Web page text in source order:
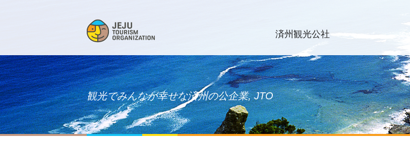
済州観光公社
観光でみんなが幸せな済州の公企業, JTO